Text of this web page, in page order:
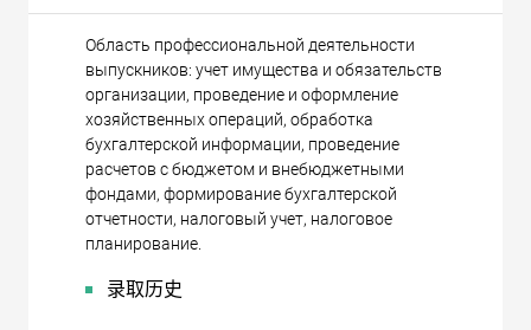
Область профессиональной деятельности
выпускников: учет имущества и обязательств
организации, проведение и оформление
хозяйственных операций, обработка
бухгалтерской информации, проведение
расчетов с бюджетом и внебюджетными
фондами, формирование бухгалтерской
отчетности, налоговый учет, налоговое
планирование.
录取历史